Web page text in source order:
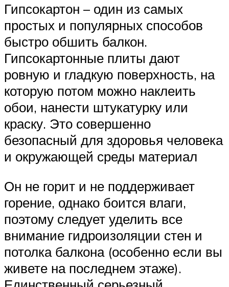
Гипсокартон – один из самых
простых и популярных способов
быстро обшить балкон.
Гипсокартонные плиты дают
ровную и гладкую поверхность, на
которую потом можно наклеить
обои, нанести штукатурку или
краску. Это совершенно
безопасный для здоровья человека
и окружающей среды материал
Он не горит и не поддерживает
горение, однако боится влаги,
поэтому следует уделить все
внимание гидроизоляции стен и
потолка балкона (особенно если вы
живете на последнем этаже).